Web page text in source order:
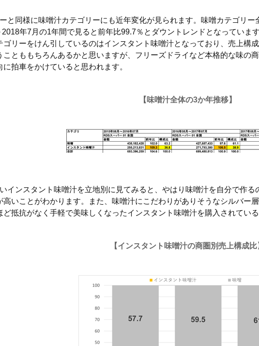
と同様に味噌汁カテゴリーにも近年変化が見られます。味噌カテゴリ
年7月の1年間で見ると前年比99.7％とダウントレンドとなっています
ゴリーをけん引しているのはインスタント味噌汁となっており、売上構
ことももちろんあるかと思いますが、フリーズドライなど本格的な味の
拍車をかけていると思われます。
【味噌汁全体の3か年推移】
インスタント味噌汁を立地別に見てみると、やはり味噌汁を自分で作
高いことがわかります。また、味噌汁にこだわりがありそうなシルバー
ど抵抗がなく手軽で美味しくなったインスタント味噌汁を購入されてい
【インスタント味噌汁の商圏別売上構成比